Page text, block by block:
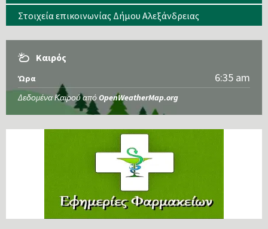
Στοιχεία επικοινωνίας Δήμου Αλεξάνδρειας
Καιρός
Ώρα 6:35 am
Δεδομένα Καιρού από OpenWeatherMap.org